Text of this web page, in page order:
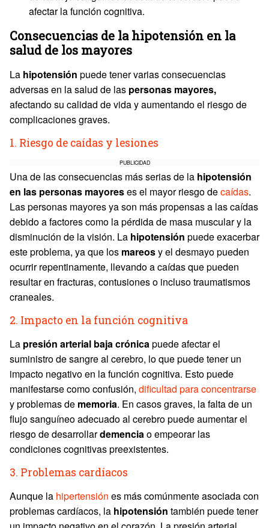
afectar la función cognitiva.
Consecuencias de la hipotensión en la
salud de los mayores
La hipotensión puede tener varias consecuencias
adversas en la salud de las personas mayores,
afectando su calidad de vida y aumentando el riesgo de
complicaciones graves.
1. Riesgo de caídas y lesiones
PUBLICIDAD
Una de las consecuencias más serias de la hipotensión
en las personas mayoreses el mayor riesgo decaídas.
Las personas mayores ya son más propensas a las caídas
debido a factores como la pérdida de masa muscular y la
disminución de la visión. La hipotensión puede exacerbar
este problema, ya que los mareosy el desmayo pueden
ocurrir repentinamente, llevando a caídas que pueden
resultar en fracturas, contusiones o incluso traumatismos
craneales.
2. Impacto en la función cognitiva
La presión arterial baja crónica puede afectar el
suministro de sangre al cerebro, lo que puede tener un
impacto negativo en la función cognitiva. Esto puede
manifestarse como confusión, dificultad para concentrarse
y problemas de memoria. En casos graves, la falta de un
flujo sanguíneo adecuado al cerebro puede aumentar el
riesgo de desarrollardemencia o empeorar las
condiciones cognitivas preexistentes.
3. Problemas cardíacos
Aunque la hipertensión es más comúnmente asociada con
problemas cardíacos, la hipotensión también puede tener